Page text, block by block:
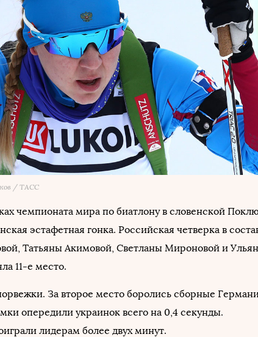
/ ТАСС
чемпионата мира по биатлону в словенской
эстафетная гонка. Российская четверка в
Татьяны Акимовой, Светланы Мироновой и
11-е место.
За второе место боролись сборные
опередили украинок всего на 0,4 секунды.
лидерам более двух минут.